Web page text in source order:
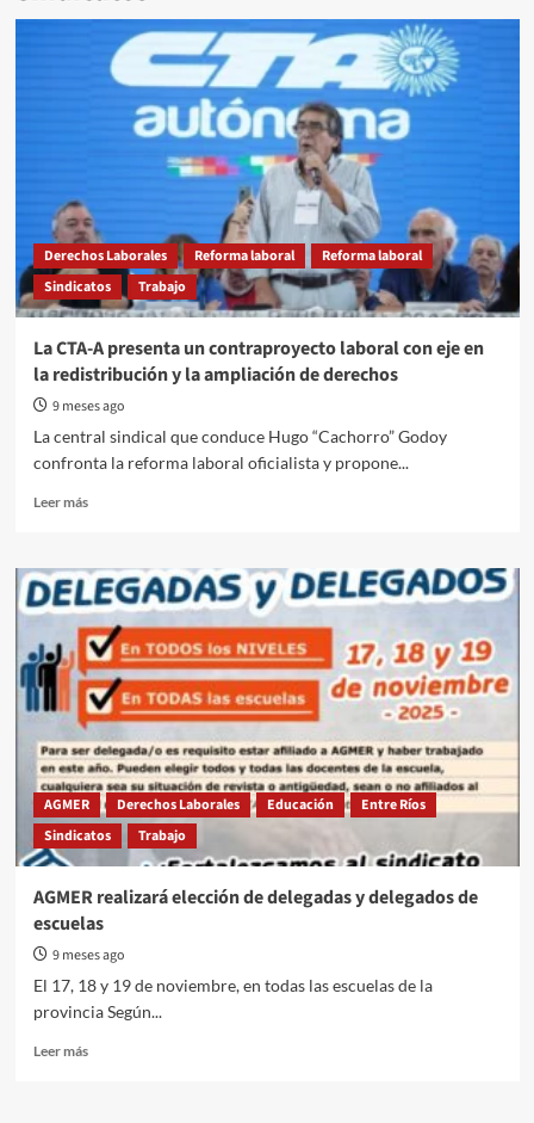
Derechos Laborales Reforma laboral
Reforma laboral
Sindicatos
Trabajo
La CTA-A presenta un contraproyecto laboral con eje en
la redistribución y la ampliación de derechos
9 meses ago
La central sindical que conduce Hugo “Cachorro” Godoy
confronta la reforma laboral oficialista y propone...
Leer másRead
La
CTA-
A
presenta
un
contraproyecto
laboral
con
eje
en
la
redistribución
y
de
derechos
AGMER Derechos Laborales Educación
Entre Ríos
Sindicatos
Trabajo
AGMER realizará elección de delegadas y delegados de
escuelas
9 meses ago
El 17, 18 y 19 de noviembre, en todas las escuelas de la
provincia Según...
Leer másRead